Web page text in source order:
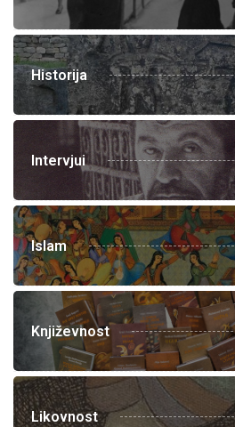
Historija
Intervjui
Islam
Književnost
Likovnost